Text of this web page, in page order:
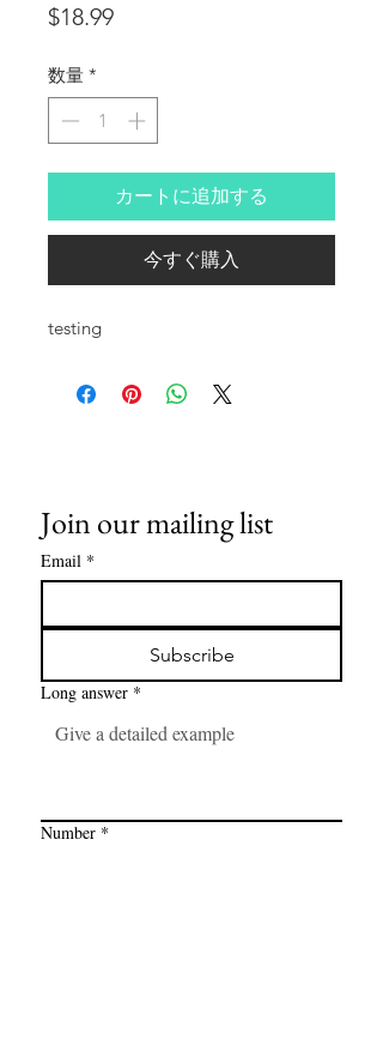
$18.99価格
数量 *
カートに追加する
今すぐ購入
testing
Join our mailing list
Email *
Subscribe
Long answer *
Number *